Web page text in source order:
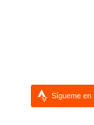
Sígueme en